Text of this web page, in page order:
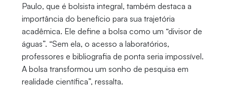
Paulo, que é bolsista integral, também destaca a
importância do benefício para sua trajetória
acadêmica. Ele define a bolsa como um “divisor de
águas”. “Sem ela, o acesso a laboratórios,
professores e bibliografia de ponta seria impossível.
A bolsa transformou um sonho de pesquisa em
realidade científica”, ressalta.